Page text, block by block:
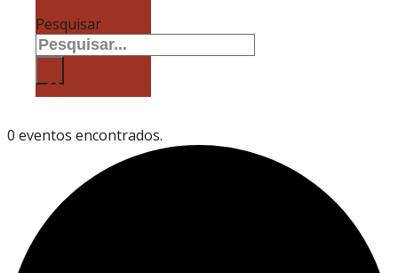
Pesquisar
×
0 eventos encontrados.